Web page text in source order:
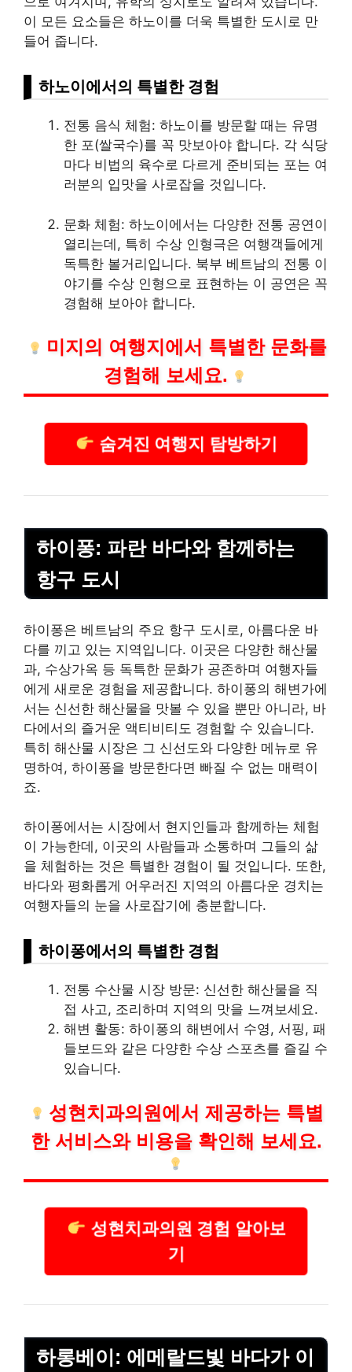
이 모든 요소들은 하노이를 더욱 특별한 도시로 만
들어 줍니다.
하노이에서의 특별한 경험
전통 음식 체험: 하노이를 방문할 때는 유명
한 포(쌀국수)를 꼭 맛보아야 합니다. 각 식당
마다 비법의 육수로 다르게 준비되는 포는 여
러분의 입맛을 사로잡을 것입니다.
문화 체험: 하노이에서는 다양한 전통 공연이
열리는데, 특히 수상 인형극은 여행객들에게
독특한 볼거리입니다. 북부 베트남의 전통 이
야기를 수상 인형으로 표현하는 이 공연은 꼭
경험해 보아야 합니다.
미지의 여행지에서 특별한 문화를
경험해 보세요.
숨겨진 여행지 탐방하기
하이퐁: 파란 바다와 함께하는
항구 도시
하이퐁은 베트남의 주요 항구 도시로, 아름다운 바
다를 끼고 있는 지역입니다. 이곳은 다양한 해산물
과, 수상가옥 등 독특한 문화가 공존하며 여행자들
에게 새로운 경험을 제공합니다. 하이퐁의 해변가에
서는 신선한 해산물을 맛볼 수 있을 뿐만 아니라, 바
다에서의 즐거운 액티비티도 경험할 수 있습니다.
특히 해산물 시장은 그 신선도와 다양한 메뉴로 유
명하여, 하이퐁을 방문한다면 빠질 수 없는 매력이
죠.
하이퐁에서는 시장에서 현지인들과 함께하는 체험
이 가능한데, 이곳의 사람들과 소통하며 그들의 삶
을 체험하는 것은 특별한 경험이 될 것입니다. 또한,
바다와 평화롭게 어우러진 지역의 아름다운 경치는
여행자들의 눈을 사로잡기에 충분합니다.
하이퐁에서의 특별한 경험
전통 수산물 시장 방문: 신선한 해산물을 직
접 사고, 조리하며 지역의 맛을 느껴보세요.
해변 활동: 하이퐁의 해변에서 수영, 서핑, 패
들보드와 같은 다양한 수상 스포츠를 즐길 수
있습니다.
성현치과의원에서 제공하는 특별
한 서비스와 비용을 확인해 보세요.
성현치과의원 경험 알아보
기
하롱베이: 에메랄드빛 바다가 이